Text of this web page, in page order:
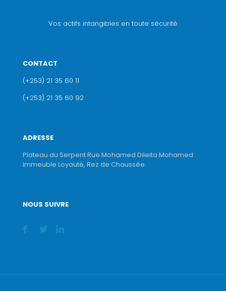
Vos actifs intangibles en toute sécurité
CONTACT
(+253) 21 35 60 11
(+253) 21 35 60 92
ADRESSE
Plateau du Serpent Rue Mohamed Dileita Mohamed
Immeuble Loyauté, Rez de Chaussée.
NOUS SUIVRE